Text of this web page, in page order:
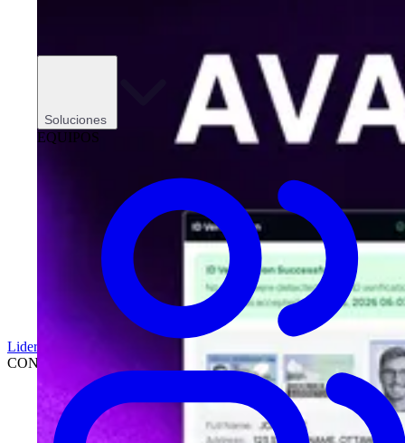
Soluciones
EQUIPOS
Liderazgo
CONCESIONARIOS